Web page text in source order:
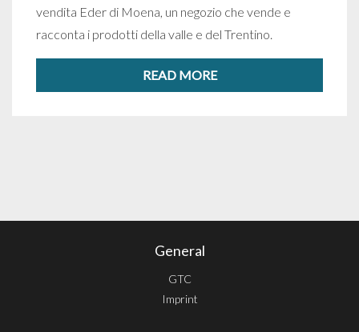
vendita Eder di Moena, un negozio che vende e
racconta i prodotti della valle e del Trentino.
READ MORE
General
GTC
Imprint